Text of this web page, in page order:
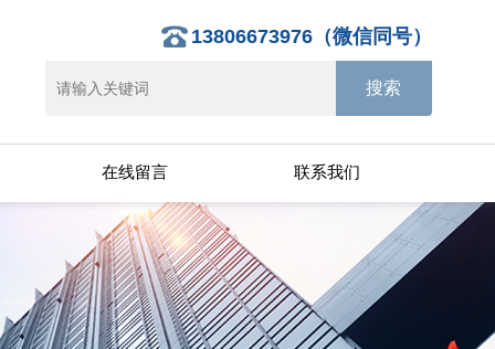
13806673976（微信同号）
在线留言 联系我们